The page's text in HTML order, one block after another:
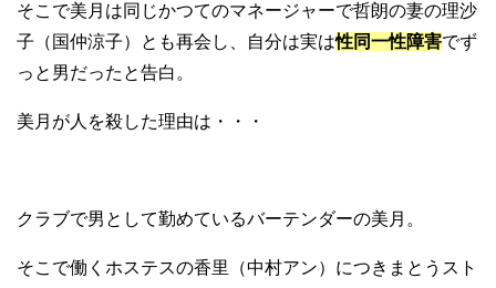
そこで美月は同じかつてのマネージャーで哲朗の妻の理沙
子（国仲涼子）とも再会し、自分は実は性同一性障害でず
っと男だったと告白。
美月が人を殺した理由は・・・
クラブで男として勤めているバーテンダーの美月。
そこで働くホステスの香里（中村アン）につきまとうスト